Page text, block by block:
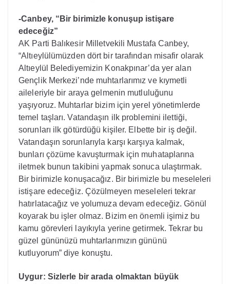
-Canbey, “Bir birimizle konuşup istişare
edeceğiz”
AK Parti Balıkesir Milletvekili Mustafa Canbey,
“Altıeylülümüzden dört bir tarafından misafir olarak
Altıeylül Belediyemizin Konakpınar’da yer alan
Gençlik Merkezi’nde muhtarlarımız ve kıymetli
aileleriyle bir araya gelmenin mutluluğunu
yaşıyoruz. Muhtarlar bizim için yerel yönetimlerde
temel taşları. Vatandaşın ilk problemini ilettiği,
sorunları ilk götürdüğü kişiler. Elbette bir iş değil.
Vatandaşın sorunlarıyla karşı karşıya kalmak,
bunları çözüme kavuşturmak için muhataplarına
iletmek bunun takibini yapmak sonuca ulaştırmak.
Bir birimizle konuşacağız. Bir birimizle bu meseleleri
istişare edeceğiz. Çözülmeyen meseleleri tekrar
hatırlatacağız ve yolumuza devam edeceğiz. Gönül
koyarak bu işler olmaz. Bizim en önemli işimiz bu
kamu görevleri layıkıyla yerine getirmek. Tekrar bu
güzel gününüzü muhtarlarımızın gününü
kutluyorum” diye konuştu.
Uygur: Sizlerle bir arada olmaktan büyük